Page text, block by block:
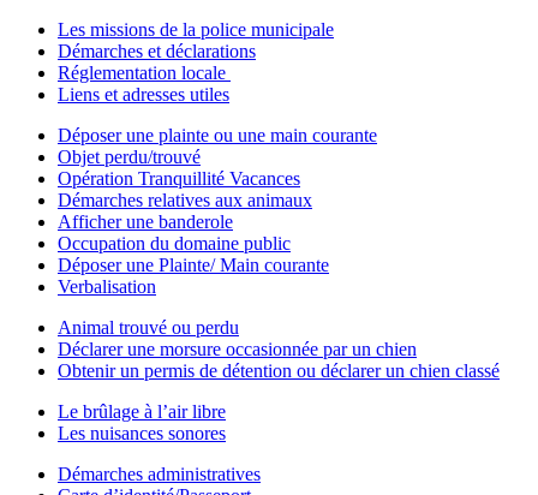
Les missions de la police municipale
Démarches et déclarations
Réglementation locale
Liens et adresses utiles
Déposer une plainte ou une main courante
Objet perdu/trouvé
Opération Tranquillité Vacances
Démarches relatives aux animaux
Afficher une banderole
Occupation du domaine public
Déposer une Plainte/ Main courante
Verbalisation
Animal trouvé ou perdu
Déclarer une morsure occasionnée par un chien
Obtenir un permis de détention ou déclarer un chien classé
Le brûlage à l’air libre
Les nuisances sonores
Démarches administratives